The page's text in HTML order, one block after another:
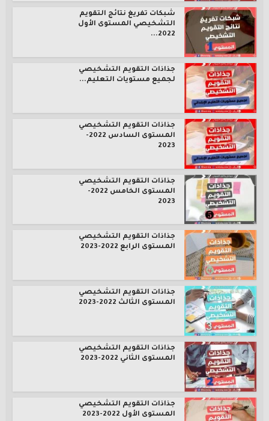
شبكات تفريغ نتائج التقويم
التشخيصي المستوى الأول
2022...
جذاذات التقويم التشخيصي
لجميع مستويات التعليم...
جذاذات التقويم التشخيصي
المستوى السادس 2022-
2023
جذاذات التقويم التشخيصي
المستوى الخامس 2022-
2023
جذاذات التقويم التشخيصي
المستوى الرابع 2022-2023
جذاذات التقويم التشخيصي
المستوى الثالث 2022-2023
جذاذات التقويم التشخيصي
المستوى الثاني 2022-2023
جذاذات التقويم التشخيصي
المستوى الأول 2022-2023